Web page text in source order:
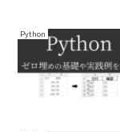
Python